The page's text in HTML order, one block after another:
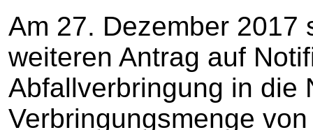
Am 27. Dezember 2017
weiteren Antrag auf
Abfallverbringung in die
Verbringungsmenge